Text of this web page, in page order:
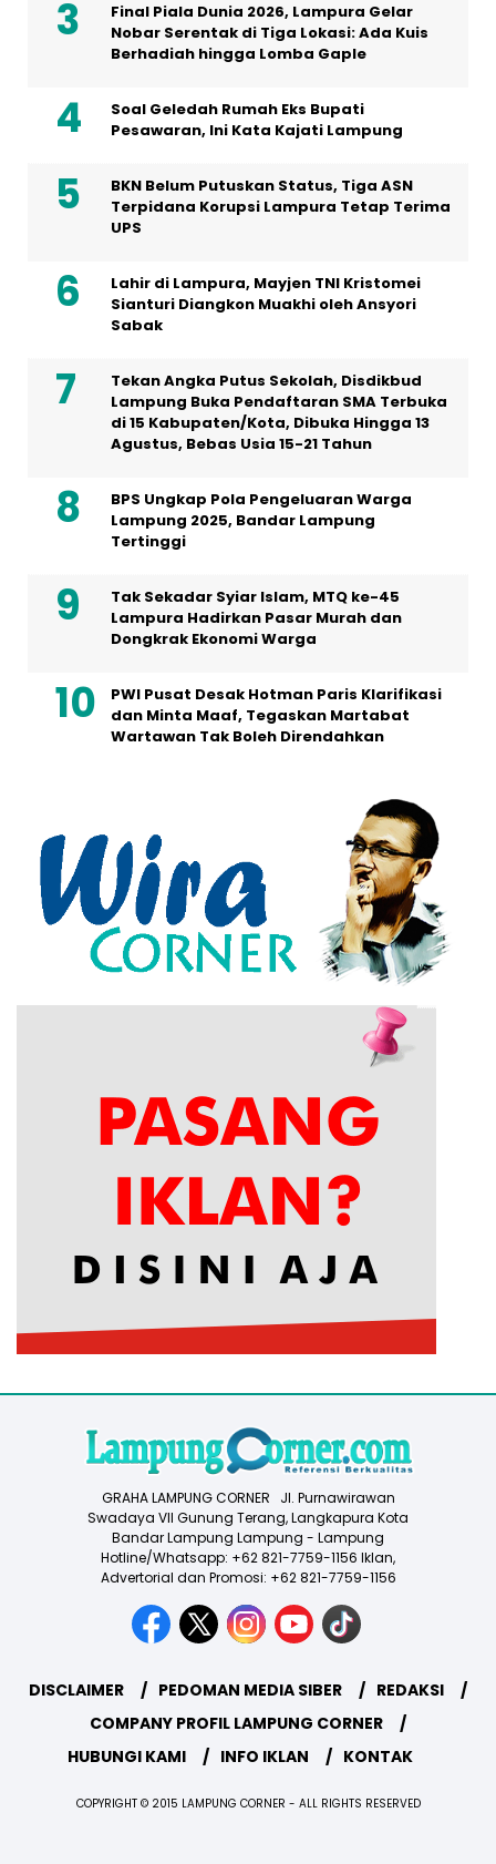
Final Piala Dunia 2026, Lampura Gelar
Nobar Serentak di Tiga Lokasi: Ada Kuis
Berhadiah hingga Lomba Gaple
Soal Geledah Rumah Eks Bupati
Pesawaran, Ini Kata Kajati Lampung
BKN Belum Putuskan Status, Tiga ASN
Terpidana Korupsi Lampura Tetap Terima
UPS
Lahir di Lampura, Mayjen TNI Kristomei
Sianturi Diangkon Muakhi oleh Ansyori
Sabak
Tekan Angka Putus Sekolah, Disdikbud
Lampung Buka Pendaftaran SMA Terbuka
di 15 Kabupaten/Kota, Dibuka Hingga 13
Agustus, Bebas Usia 15-21 Tahun
BPS Ungkap Pola Pengeluaran Warga
Lampung 2025, Bandar Lampung
Tertinggi
Tak Sekadar Syiar Islam, MTQ ke-45
Lampura Hadirkan Pasar Murah dan
Dongkrak Ekonomi Warga
PWI Pusat Desak Hotman Paris Klarifikasi
dan Minta Maaf, Tegaskan Martabat
Wartawan Tak Boleh Direndahkan
GRAHA LAMPUNG CORNER Jl. Purnawirawan
Swadaya VII Gunung Terang, Langkapura Kota
Bandar Lampung Lampung - Lampung
Hotline/Whatsapp: +62 821-7759-1156 Iklan,
Advertorial dan Promosi: +62 821-7759-1156
DISCLAIMER PEDOMAN MEDIA SIBER
REDAKSI
COMPANY PROFIL LAMPUNG CORNER
HUBUNGI KAMI
INFO IKLAN KONTAK
COPYRIGHT © 2015 LAMPUNG CORNER - ALL RIGHTS RESERVED